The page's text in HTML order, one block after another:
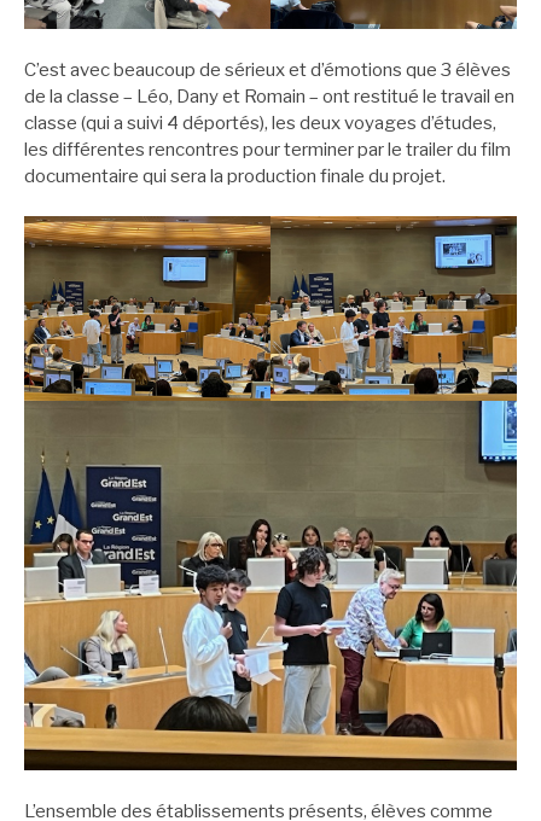
C’est avec beaucoup de sérieux et d’émotions que 3 élèves
de la classe – Léo, Dany et Romain – ont restitué le travail en
classe (qui a suivi 4 déportés), les deux voyages d’études,
les différentes rencontres pour terminer par le trailer du film
documentaire qui sera la production finale du projet.
L’ensemble des établissements présents, élèves comme